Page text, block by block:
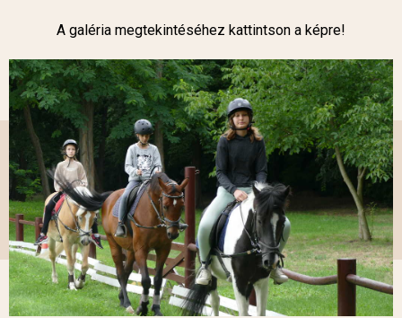
A galéria megtekintéséhez kattintson a képre!